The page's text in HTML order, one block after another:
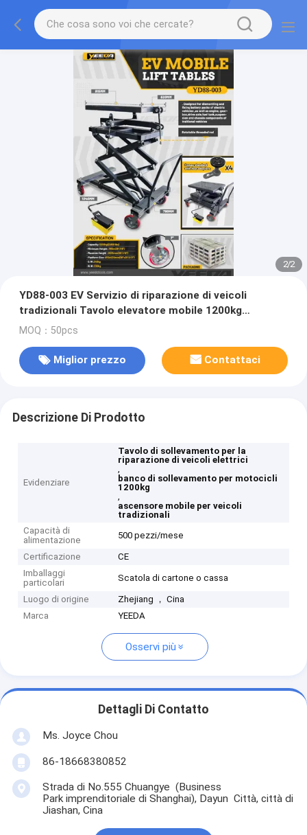
2/2
YD88-003 EV Servizio di riparazione di veicoli
tradizionali Tavolo elevatore mobile 1200kg
Capacità
MOQ：50pcs
Miglior prezzo Contattaci
Descrizione Di Prodotto
Evidenziare
Tavolo di sollevamento per la
riparazione di veicoli elettrici
,
banco di sollevamento per motocicli
1200kg
,
ascensore mobile per veicoli
tradizionali
Capacità di
alimentazione
500 pezzi/mese
Certificazione
CE
Imballaggi
particolari
Scatola di cartone o cassa
Luogo di origine
Zhejiang ， Cina
Marca
YEEDA
Osservi più
Dettagli Di Contatto
Ms. Joyce Chou
86-18668380852
Strada di No.555 Chuangye (Business
Park imprenditoriale di Shanghai), Dayun Città, città di
Jiashan, Cina